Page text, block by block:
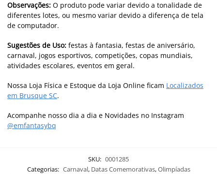
Observações: O produto pode variar devido a tonalidade de
diferentes lotes, ou mesmo variar devido a diferença de tela
de computador.
Sugestões de Uso: festas à fantasia, festas de aniversário,
carnaval, jogos esportivos, competições, copas mundiais,
atividades escolares, eventos em geral.
Nossa Loja Física e Estoque da Loja Online ficam Localizados
em Brusque SC.
Acompanhe nosso dia a dia e Novidades no Instagram
@emfantasybq
SKU: 0001285
Categorias: Carnaval, Datas Comemorativas,Olimpíadas